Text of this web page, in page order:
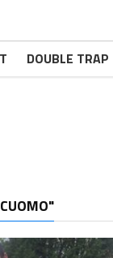
DOUBLE TRAP